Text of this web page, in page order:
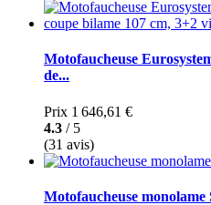
Motofaucheuse
de...
Prix 1 646,61 €
4.3 / 5
(31 avis)
Motofaucheuse monolame